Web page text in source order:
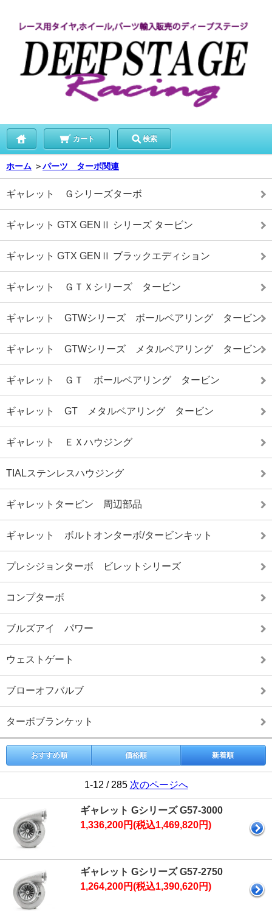
カート 検索
ホーム ＞パーツ ターボ関連
ギャレット Ｇシリーズターボ
ギャレット GTX GENⅡ シリーズ タービン
ギャレット GTX GENⅡ ブラックエディション
ギャレット ＧＴＸシリーズ タービン
ギャレット GTWシリーズ ボールベアリング タービン
ギャレット GTWシリーズ メタルベアリング タービン
ギャレット ＧＴ ボールベアリング タービン
ギャレット GT メタルベアリング タービン
ギャレット ＥＸハウジング
TIALステンレスハウジング
ギャレットタービン 周辺部品
ギャレット ボルトオンターボ/タービンキット
プレシジョンターボ ビレットシリーズ
コンプターボ
ブルズアイ パワー
ウェストゲート
ブローオフバルブ
ターボブランケット
おすすめ順 価格順 新着順
1-12 / 285 次のページへ
ギャレット Gシリーズ G57-3000
1,336,200円(税込1,469,820円)
ギャレット Gシリーズ G57-2750
1,264,200円(税込1,390,620円)